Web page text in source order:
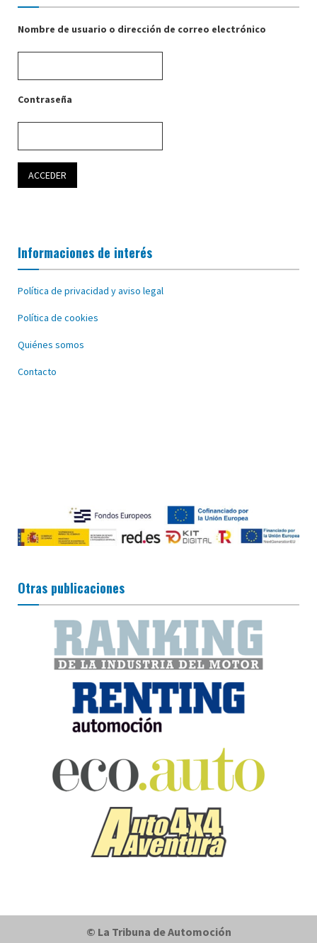
Nombre de usuario o dirección de correo electrónico
Contraseña
Informaciones de interés
Política de privacidad y aviso legal
Política de cookies
Quiénes somos
Contacto
Otras publicaciones
© La Tribuna de Automoción